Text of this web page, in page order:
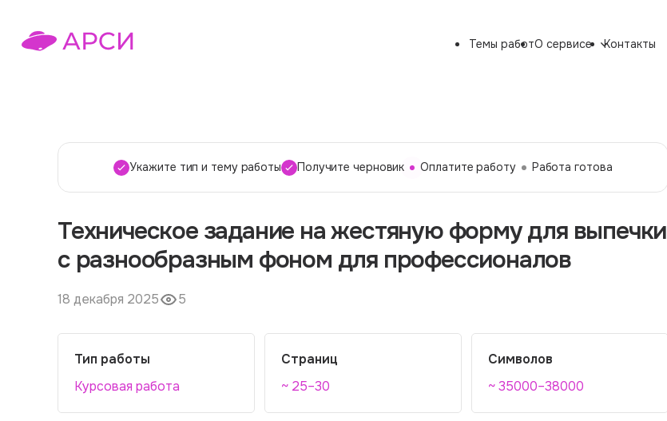
Темы работО сервисе Контакты
Укажите тип и тему работы Получите черновик Оплатите работу Работа готова
Техническое задание на жестяную форму для выпечки
с разнообразным фоном для профессионалов
18 декабря 2025 5
Тип работы
Курсовая работа
Страниц
~ 25–30
Символов
~ 35000–38000